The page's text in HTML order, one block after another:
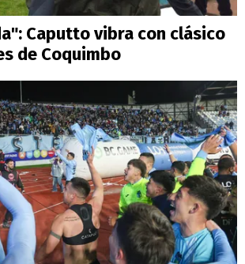
Caputto vibra con clásico
de Coquimbo